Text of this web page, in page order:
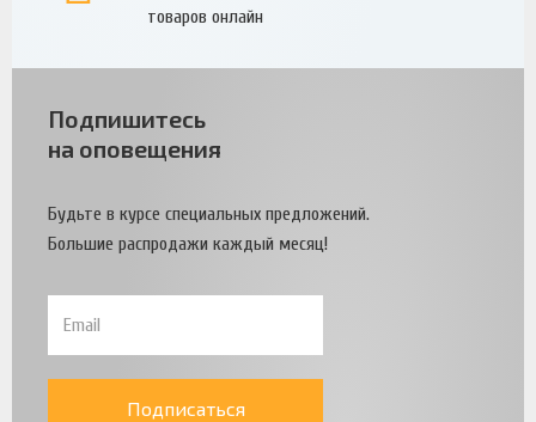
товаров онлайн
Подпишитесь
на оповещения
Будьте в курсе специальных предложений.
Большие распродажи каждый месяц!
Подписаться